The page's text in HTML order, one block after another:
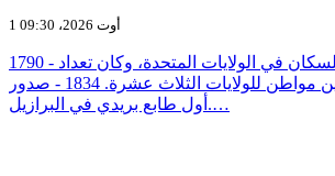
1 أوت 2026، 09:30
1790 - إجراء أول تعداد للسكان في الولايات المتحدة، وكان تعداد
السكان آنذاك 4 ملايين مواطن للولايات الثلاث عشرة. 1834 - صدور
أول طابع بريدي في البرازيل.…